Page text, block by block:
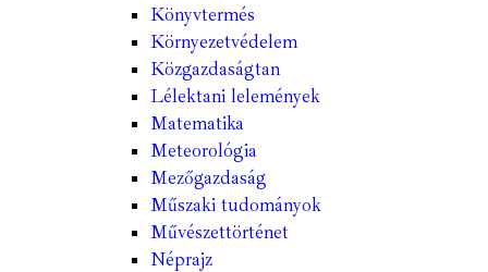
Könyvtermés
Környezetvédelem
Közgazdaságtan
Lélektani lelemények
Matematika
Meteorológia
Mezőgazdaság
Műszaki tudományok
Művészettörténet
Néprajz